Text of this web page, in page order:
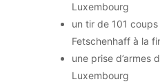
Luxembourg
un tir de 101
Fetschenhaff à la
une prise d’armes
Luxembourg